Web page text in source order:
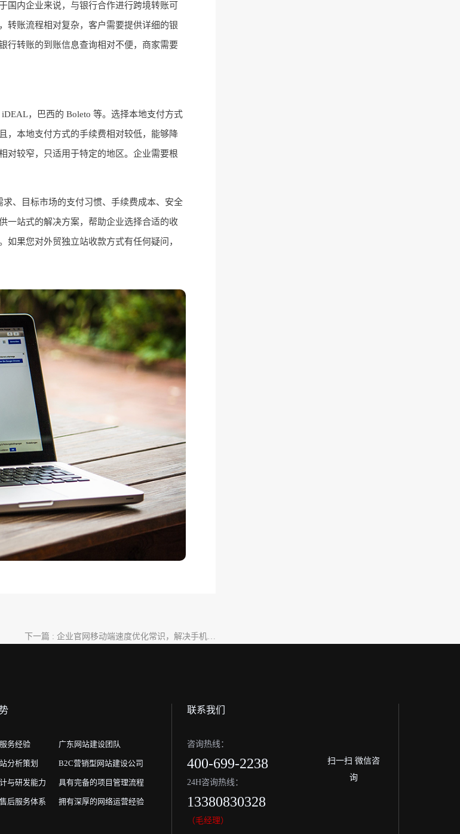
国内企业来说，与银行合作进行跨境转账可
转账流程相对复杂，客户需要提供详细的银
行转账的到账信息查询相对不便，商家需要
，巴西的 Boleto 等。选择本地支付方式
，本地支付方式的手续费相对较低，能够降
对较窄，只适用于特定的地区。企业需要根
、目标市场的支付习惯、手续费成本、安全
一站式的解决方案，帮助企业选择合适的收
果您对外贸独立站收款方式有任何疑问，
下一篇 : 企业官网移动端速度优化常识，解决手机端
务经验 广东网站建设团队
分析策划 B2C营销型网站建设公司
与研发能力 具有完备的项目管理流程
后服务体系 拥有深厚的网络运营经验
联系我们
咨询热线：
400-699-2238
24H咨询热线：
13380830328
（毛经理）
扫一扫 微信咨
询